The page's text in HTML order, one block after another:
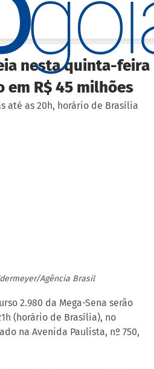
nesta quinta-feira
R$ 45 milhões
até as 20h, horário de Brasília
Agência Brasil
2.980 da Mega-Sena serão
(horário de Brasília), no
na Avenida Paulista, nº 750,